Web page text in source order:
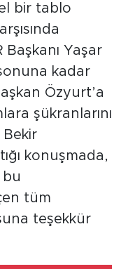
bir tablo
Yaşar
kadar
Özyurt’a
şükranlarını
Bekir
konuşmada,
bu
tüm
teşekkür